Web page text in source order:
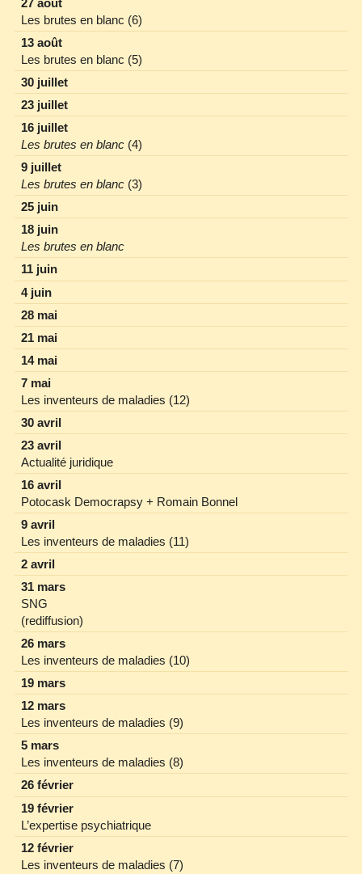
27 août
Les brutes en blanc (6)
13 août
Les brutes en blanc (5)
30 juillet
23 juillet
16 juillet
Les brutes en blanc(4)
9 juillet
Les brutes en blanc(3)
25 juin
18 juin
Les brutes en blanc
11 juin
4 juin
28 mai
21 mai
14 mai
7 mai
Les inventeurs de maladies (12)
30 avril
23 avril
Actualité juridique
16 avril
Potocask Democrapsy + Romain Bonnel
9 avril
Les inventeurs de maladies (11)
2 avril
31 mars
SNG
(rediffusion)
26 mars
Les inventeurs de maladies (10)
19 mars
12 mars
Les inventeurs de maladies (9)
5 mars
Les inventeurs de maladies (8)
26 février
19 février
L’expertise psychiatrique
12 février
Les inventeurs de maladies (7)